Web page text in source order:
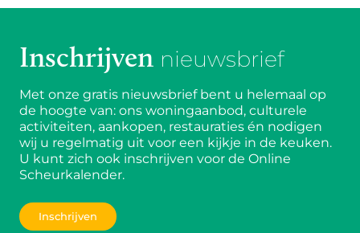
Inschrijven nieuwsbrief
Met onze gratis nieuwsbrief bent u helemaal op
de hoogte van: ons woningaanbod, culturele
activiteiten, aankopen, restauraties én nodigen
wij u regelmatig uit voor een kijkje in de keuken.
U kunt zich ook inschrijven voor de Online
Scheurkalender.
Inschrijven